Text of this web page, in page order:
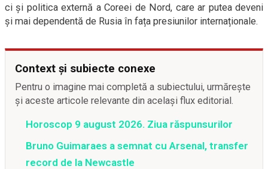
ci și politica externă a Coreei de Nord, care ar putea deveni
și mai dependentă de Rusia în fața presiunilor internaționale.
Context și subiecte conexe
Pentru o imagine mai completă a subiectului, urmărește
și aceste articole relevante din același flux editorial.
Horoscop 9 august 2026. Ziua răspunsurilor
Bruno Guimaraes a semnat cu Arsenal, transfer
record de la Newcastle